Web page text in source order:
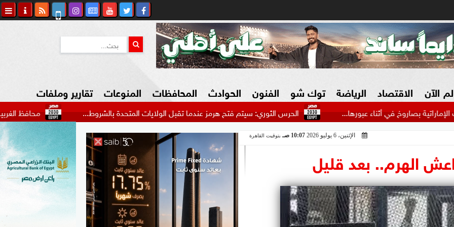
الآن الاقتصاد
الزراعة فى مصر
سوق العقارات
المسؤولية المجتمعية
الرياضة
بطولات عربية
بطولات أوروبية
بطولات عالمية
توك شو الفنون الحوادث
شكاوي المواطن
المحافظات المنوعات
السياحة في مصر
التكنولوجيا
المرأة والأسرة
السيارات
تقارير وملفات
محافظ الغربية يستقبل الحرس الثوري: سيتم فتح هرمز عندما تقبل الولايات المتحدة بالشروط... في أثناء عبورها...
الإثنين، 6 يوليو 2026 10:07 صـ بتوقيت القاهرة